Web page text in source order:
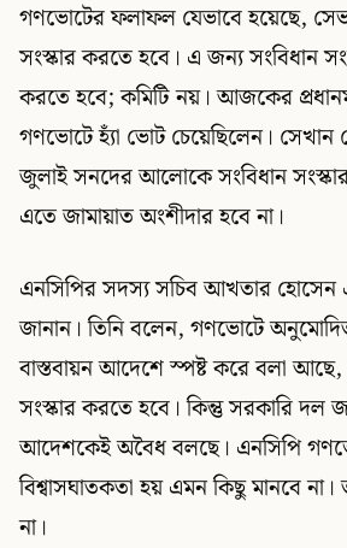
গণভোটের ফলাফল যেভাবে হয়েছে,
সংস্কার করতে হবে। এ জন্য সংবিধান
করতে হবে; কমিটি নয়। আজকের
গণভোটে হ্যাঁ ভোট চেয়েছিলেন। সেখান
জুলাই সনদের আলোকে সংবিধান সংস্কার
এতে জামায়াত অংশীদার হবে না।
এনসিপির সদস্য সচিব আখতার হোসেন
জানান। তিনি বলেন, গণভোটে
বাস্তবায়ন আদেশে স্পষ্ট করে বলা আছে,
সংস্কার করতে হবে। কিন্তু সরকারি
আদেশকেই অবৈধ বলছে। এনসিপি
বিশ্বাসঘাতকতা হয় এমন কিছু মানবে
না।